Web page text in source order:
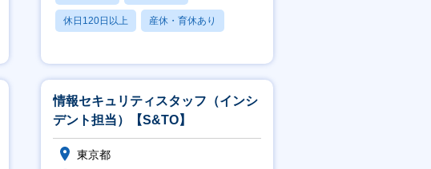
休日120日以上 産休・育休あり
情報セキュリティスタッフ（インシ
デント担当）【S&TO】
東京都